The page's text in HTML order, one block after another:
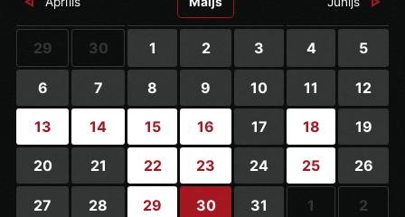
29 30 1 2 3 4 5
6 7 8 9 10 11 12
13 14 15 16 17 18 19
20 21 22 23 24 25 26
27 28 29 30 31 1 2